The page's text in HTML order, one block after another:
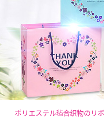
ポリエステル毡合织物のリ